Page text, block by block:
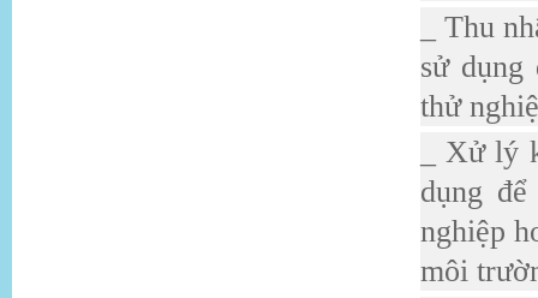
_ Thu
sử
thử
_ Xử lý
dụng
nghiệp
môi